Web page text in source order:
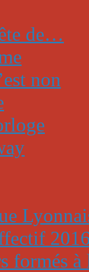
de…
non
formés